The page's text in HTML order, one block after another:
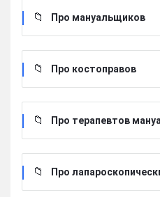
Про мануальщиков
Про костоправов
Про терапевтов
Про